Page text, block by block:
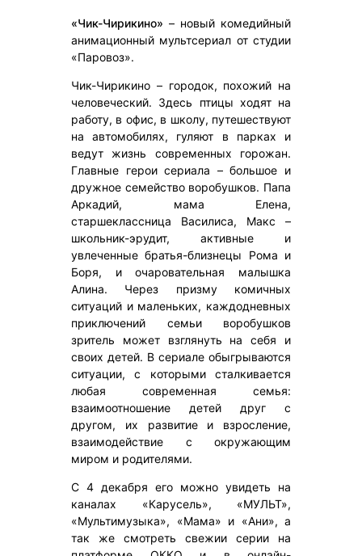
«Чик-Чирикино» – новый комедийный
анимационный мультсериал от студии
«Паровоз».
Чик-Чирикино – городок, похожий на
человеческий. Здесь птицы ходят на
работу, в офис, в школу, путешествуют
на автомобилях, гуляют в парках и
ведут жизнь современных горожан.
Главные герои сериала – большое и
дружное семейство воробушков. Папа
Аркадий, мама Елена,
старшеклассница Василиса, Макс –
школьник-эрудит, активные и
увлеченные братья-близнецы Рома и
Боря, и очаровательная малышка
Алина. Через призму комичных
ситуаций и маленьких, каждодневных
приключений семьи воробушков
зритель может взглянуть на себя и
своих детей. В сериале обыгрываются
ситуации, с которыми сталкивается
любая современная семья:
взаимоотношение детей друг с
другом, их развитие и взросление,
взаимодействие с окружающим
миром и родителями.
С 4 декабря его можно увидеть на
каналах «Карусель», «МУЛЬТ»,
«Мультимузыка», «Мама» и «Ани», а
так же смотреть свежии серии на